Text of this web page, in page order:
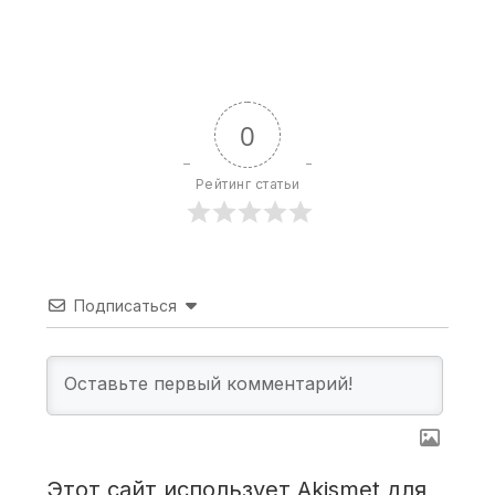
0
Рейтинг статьи
Подписаться
Этот сайт использует Akismet для